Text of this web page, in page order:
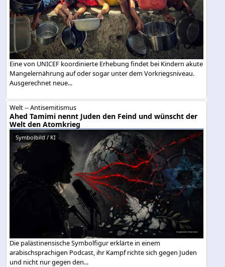
Eine von UNICEF koordinierte Erhebung findet bei Kindern akute
Mangelernährung auf oder sogar unter dem Vorkriegsniveau.
Ausgerechnet neue...
Welt -- Antisemitismus
Ahed Tamimi nennt Juden den Feind und wünscht der
Welt den Atomkrieg
Symbolbild / KI
Die palästinensische Symbolfigur erklärte in einem
arabischsprachigen Podcast, ihr Kampf richte sich gegen Juden
und nicht nur gegen den...